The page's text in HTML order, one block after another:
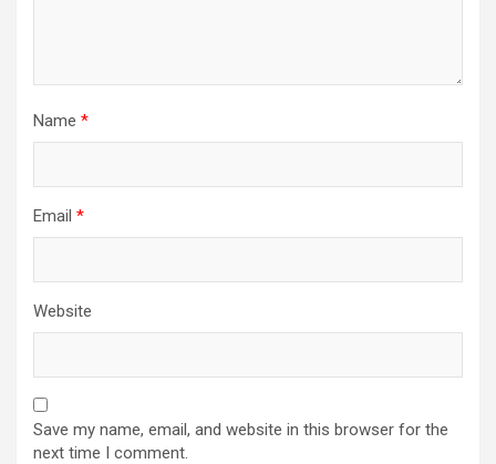
Name *
Email *
Website
Save my name, email, and website in this browser for the
next time I comment.